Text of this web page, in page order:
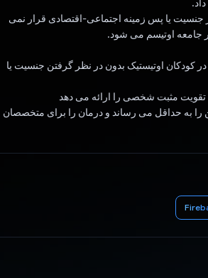
جنسیت یا پس زمینه اجتماعی-اقتصادی قرار نمی
جامعه اوتیسم می شود.
کودکان اوتیستیک بدون در نظر گرفتن جنسیت یا
مثبت شخصی را ارائه می دهد
را به حداقل می رساند و درمان را برای متخصصان